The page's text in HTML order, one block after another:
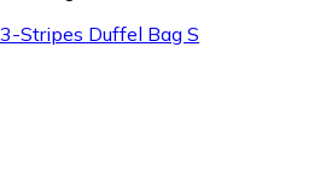
Stripes Duffel Bag S